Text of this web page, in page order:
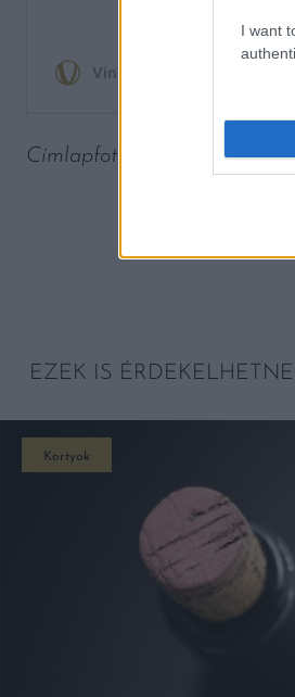
I want
Címlapfotó: Gábor Kulcsár /
EZEK IS
Kortyok